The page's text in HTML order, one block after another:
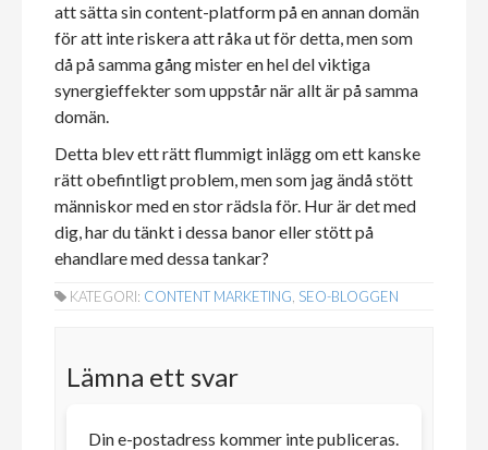
att sätta sin content-platform på en annan domän
för att inte riskera att råka ut för detta, men som
då på samma gång mister en hel del viktiga
synergieffekter som uppstår när allt är på samma
domän.
Detta blev ett rätt flummigt inlägg om ett kanske
rätt obefintligt problem, men som jag ändå stött
människor med en stor rädsla för. Hur är det med
dig, har du tänkt i dessa banor eller stött på
ehandlare med dessa tankar?
KATEGORI: CONTENT MARKETING SEO-BLOGGEN
Lämna ett svar
Din e-postadress kommer inte publiceras.